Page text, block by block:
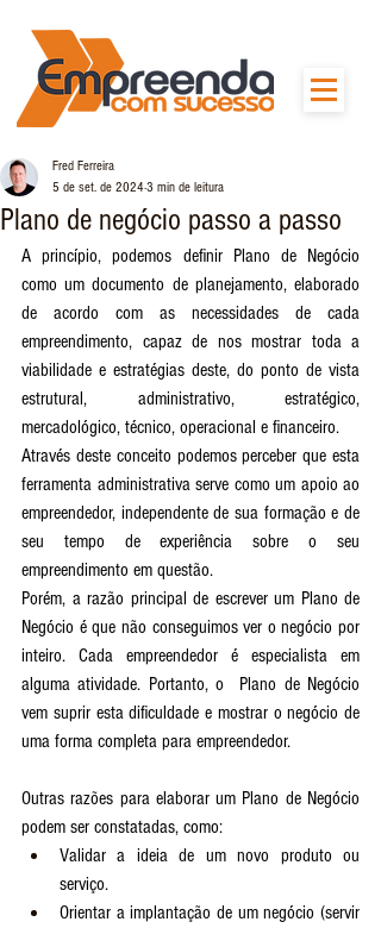
Plano de negócio passo a passo
Fred Ferreira
5 de set. de 2024 3 min de leitura
A princípio, podemos definir Plano de Negócio
como um documento de planejamento, elaborado
de acordo com as necessidades de cada
empreendimento, capaz de nos mostrar toda a
viabilidade e estratégias deste, do ponto de vista
estrutural, administrativo, estratégico,
mercadológico, técnico, operacional e financeiro.
Através deste conceito podemos perceber que esta
ferramenta administrativa serve como um apoio ao
empreendedor, independente de sua formação e de
seu tempo de experiência sobre o seu
empreendimento em questão.
Porém, a razão principal de escrever um Plano de
Negócio é que não conseguimos ver o negócio por
inteiro. Cada empreendedor é especialista em
alguma atividade. Portanto, o  Plano de Negócio
vem suprir esta dificuldade e mostrar o negócio de
uma forma completa para empreendedor.
Outras razões para elaborar um Plano de Negócio
podem ser constatadas, como:
Validar a ideia de um novo produto ou
serviço.
Orientar a implantação de um negócio (servir